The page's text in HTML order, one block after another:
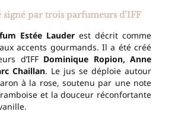
par trois parfumeurs d’IFF
Estée Lauder est décrit comme
accents gourmands. Il a été créé
d’IFF Dominique Ropion, Anne
Chaillan. Le jus se déploie autour
à la rose, soutenu par une note
et la douceur réconfortante